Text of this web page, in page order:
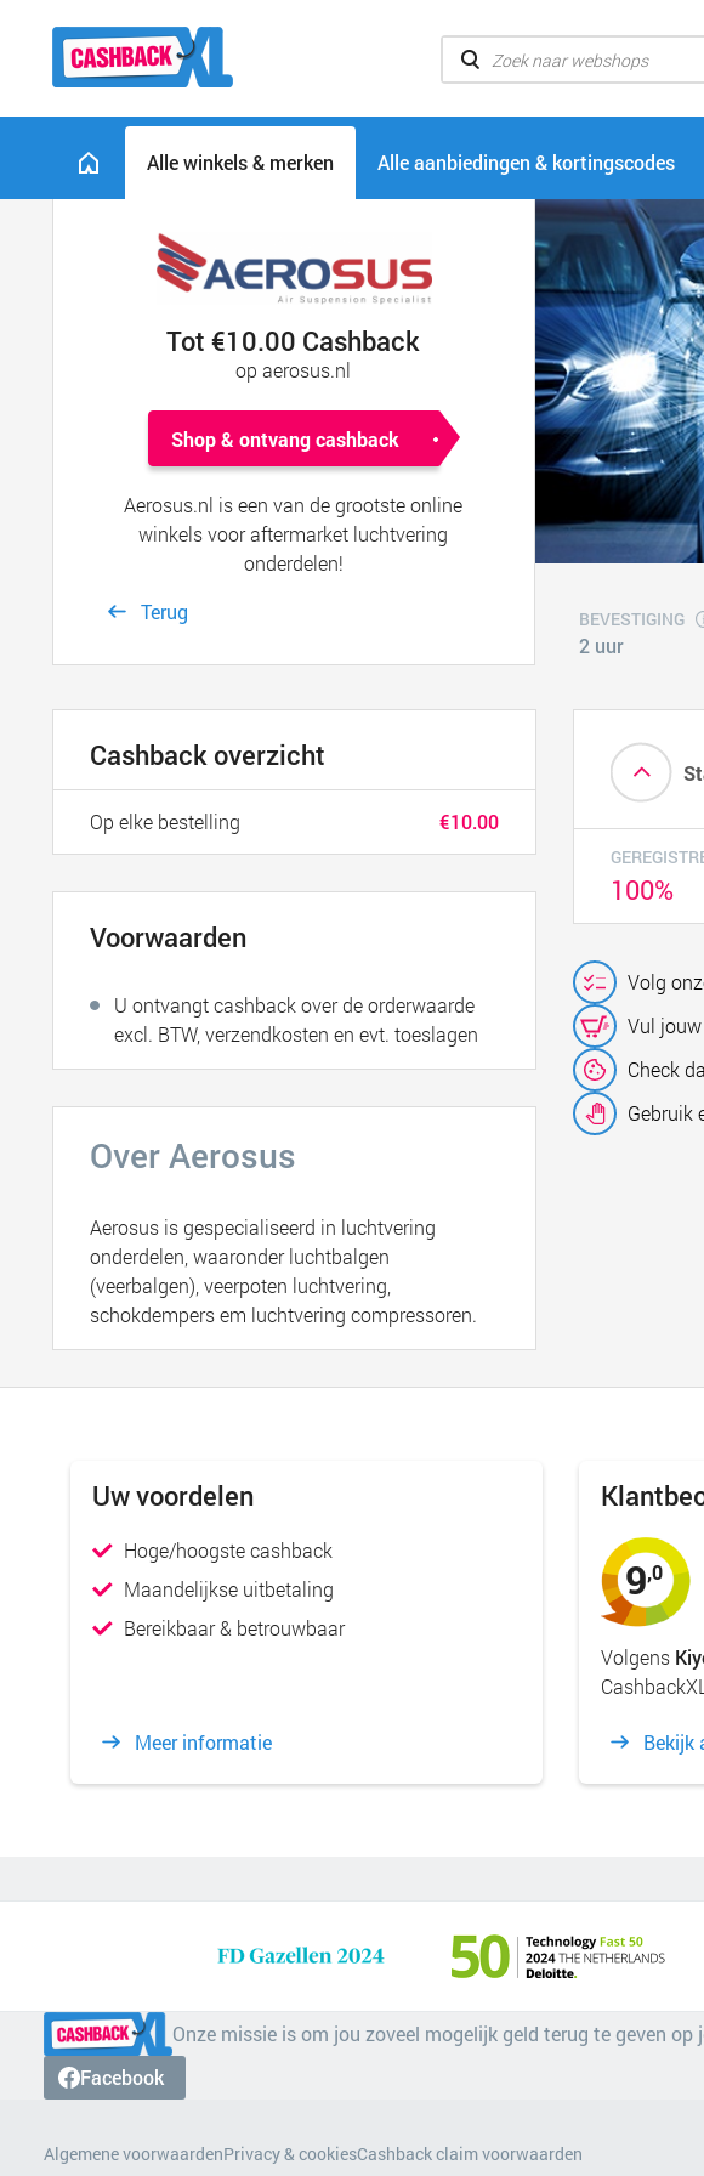
Alle winkels & merken Alle aanbiedingen & kortingscodes
Tot €10.00 Cashback
op aerosus.nl
Shop & ontvang cashback
Aerosus.nl is een van de grootste online
winkels voor aftermarket luchtvering
onderdelen!
Terug
BEVESTIGING
2 uur
100%
Volg
Vul
Check
Gebruik
Cashback overzicht
€10.00
Op elke bestelling
Voorwaarden
U ontvangt cashback over de orderwaarde
excl. BTW, verzendkosten en evt. toeslagen
Over Aerosus
Aerosus is gespecialiseerd in luchtvering
onderdelen, waaronder luchtbalgen
(veerbalgen), veerpoten luchtvering,
schokdempers em luchtvering compressoren.
Uw voordelen
Hoge/hoogste cashback
Maandelijkse uitbetaling
Bereikbaar & betrouwbaar
Meer informatie
9,0
Volgens
Bekijk
Onze missie is om jou zoveel mogelijk geld terug te geven op
Facebook
Algemene voorwaardenPrivacy & cookiesCashback claim voorwaarden